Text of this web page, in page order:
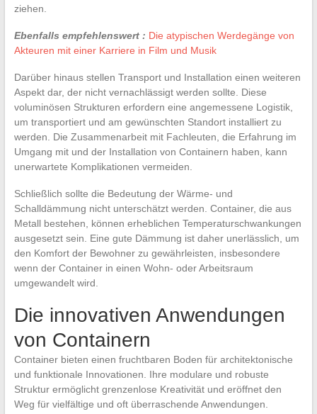
ziehen.
Ebenfalls empfehlenswert : Die atypischen Werdegänge von
Akteuren mit einer Karriere in Film und Musik
Darüber hinaus stellen Transport und Installation einen weiteren
Aspekt dar, der nicht vernachlässigt werden sollte. Diese
voluminösen Strukturen erfordern eine angemessene Logistik,
um transportiert und am gewünschten Standort installiert zu
werden. Die Zusammenarbeit mit Fachleuten, die Erfahrung im
Umgang mit und der Installation von Containern haben, kann
unerwartete Komplikationen vermeiden.
Schließlich sollte die Bedeutung der Wärme- und
Schalldämmung nicht unterschätzt werden. Container, die aus
Metall bestehen, können erheblichen Temperaturschwankungen
ausgesetzt sein. Eine gute Dämmung ist daher unerlässlich, um
den Komfort der Bewohner zu gewährleisten, insbesondere
wenn der Container in einen Wohn- oder Arbeitsraum
umgewandelt wird.
Die innovativen Anwendungen
von Containern
Container bieten einen fruchtbaren Boden für architektonische
und funktionale Innovationen. Ihre modulare und robuste
Struktur ermöglicht grenzenlose Kreativität und eröffnet den
Weg für vielfältige und oft überraschende Anwendungen.